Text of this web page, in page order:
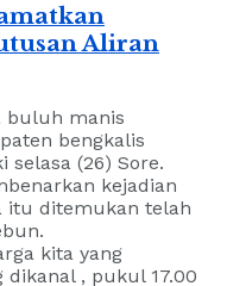
Aliran
buluh manis
bengkalis
(26) Sore.
kejadian
itu ditemukan telah
kita yang
, pukul 17.00